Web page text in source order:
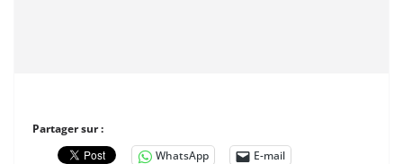
Partager sur :
WhatsApp
E-mail